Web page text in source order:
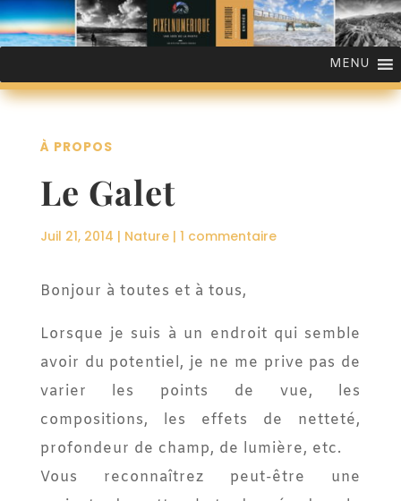
MENU
À PROPOS
Le Galet
Juil 21, 2014 | Nature| 1 commentaire
Bonjour à toutes et à tous,
Lorsque je suis à un endroit qui semble
avoir du potentiel, je ne me prive pas de
varier les points de vue, les
compositions, les effets de netteté,
profondeur de champ, de lumière, etc.
Vous reconnaîtrez peut-être une